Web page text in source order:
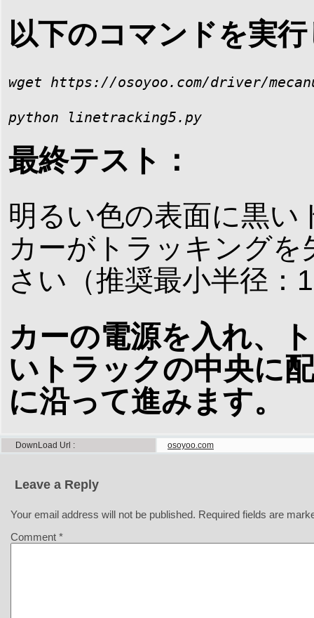
以下のコマンドを実
wget https://osoyoo.com/driver/
python linetracking5.py
最終テスト：
明るい色の表面に黒い
カーがトラッキング
さい（推奨最小半径：
カーの電源を入れ、
いトラックの中央に
に沿って進みます。
DownLoad Url osoyoo.com
Leave a Reply
Your email address will not be published. Required fields are
Comment *